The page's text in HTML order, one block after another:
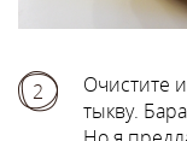
2
Очистите
тыкву.